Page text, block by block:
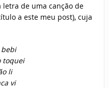
de uma canção de
a este meu post), cuja
bebi
toquei
li
vi